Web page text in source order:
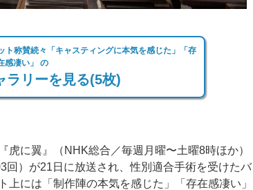
称賛続々「キャスティングに本気を感じた」「存
感凄い」 の
ラリーを見る(5枚)
に翼』（NHK総合／毎週月曜〜土曜8時ほか）
）が21日に放送され、性別適合手術を受けたバ
には「制作陣の本気を感じた」「存在感凄い」